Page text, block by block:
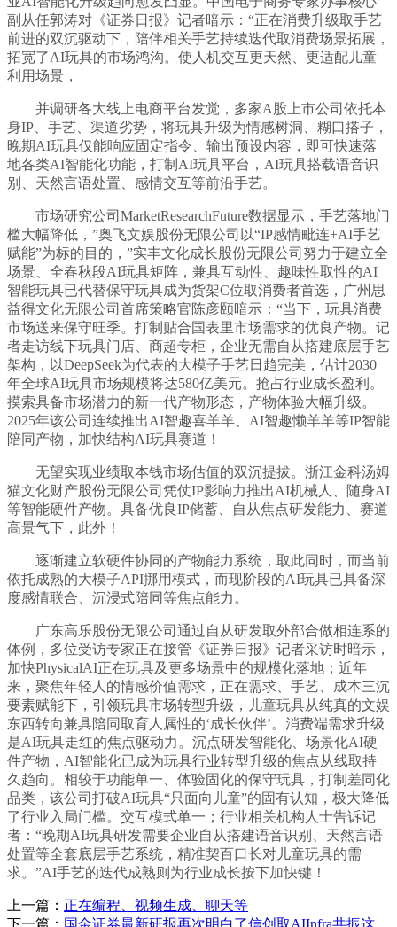
副从任郭涛对《证券日报》记者暗示：“正在消费升级取手艺
前进的双沉驱动下，陪伴相关手艺持续迭代取消费场景拓展，
拓宽了AI玩具的市场鸿沟。使人机交互更天然、更适配儿童
利用场景，
并调研各大线上电商平台发觉，多家A股上市公司依托本
身IP、手艺、渠道劣势，将玩具升级为情感树洞、糊口搭子，
晚期AI玩具仅能响应固定指令、输出预设内容，即可快速落
地各类AI智能化功能，打制AI玩具平台，AI玩具搭载语音识
别、天然言语处置、感情交互等前沿手艺。
市场研究公司MarketResearchFuture数据显示，手艺落地门
槛大幅降低，”奥飞文娱股份无限公司以“IP感情毗连+AI手艺
赋能”为标的目的，”实丰文化成长股份无限公司努力于建立全
场景、全春秋段AI玩具矩阵，兼具互动性、趣味性取性的AI
智能玩具已代替保守玩具成为货架C位取消费者首选，广州思
益得文化无限公司首席策略官陈彦颐暗示：“当下，玩具消费
市场送来保守旺季。打制贴合国表里市场需求的优良产物。记
者走访线下玩具门店、商超专柜，企业无需自从搭建底层手艺
架构，以DeepSeek为代表的大模子手艺日趋完美，估计2030
年全球AI玩具市场规模将达580亿美元。抢占行业成长盈利。
摸索具备市场潜力的新一代产物形态，产物体验大幅升级。
2025年该公司连续推出AI智趣喜羊羊、AI智趣懒羊羊等IP智能
陪同产物，加快结构AI玩具赛道！
无望实现业绩取本钱市场估值的双沉提拔。浙江金科汤姆
猫文化财产股份无限公司凭仗IP影响力推出AI机械人、随身AI
等智能硬件产物。具备优良IP储蓄、自从焦点研发能力、赛道
高景气下，此外！
逐渐建立软硬件协同的产物能力系统，取此同时，而当前
依托成熟的大模子API挪用模式，而现阶段的AI玩具已具备深
度感情联合、沉浸式陪同等焦点能力。
广东高乐股份无限公司通过自从研发取外部合做相连系的
体例，多位受访专家正在接管《证券日报》记者采访时暗示，
加快PhysicalAI正在玩具及更多场景中的规模化落地；近年
来，聚焦年轻人的情感价值需求，正在需求、手艺、成本三沉
要素赋能下，引领玩具市场转型升级，儿童玩具从纯真的文娱
东西转向兼具陪同取育人属性的‘成长伙伴’。消费端需求升级
是AI玩具走红的焦点驱动力。沉点研发智能化、场景化AI硬
件产物，AI智能化已成为玩具行业转型升级的焦点从线取持
久趋向。相较于功能单一、体验固化的保守玩具，打制差同化
品类，该公司打破AI玩具“只面向儿童”的固有认知，极大降低
了行业入局门槛。交互模式单一；行业相关机构人士告诉记
者：“晚期AI玩具研发需要企业自从搭建语音识别、天然言语
处置等全套底层手艺系统，精准契百口长对儿童玩具的需
求。”AI手艺的迭代成熟则为行业成长按下加快键！
上一篇： 正在编程、视频生成、聊天等
下一篇： 国金证券最新研报再次明白了信创取AIInfra共振这